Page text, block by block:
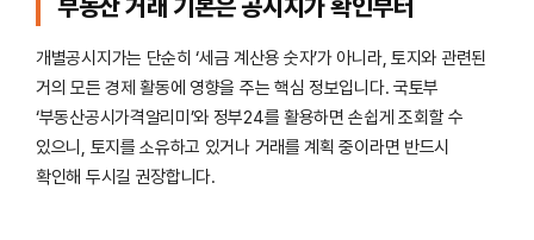
부동산 거래 기본은 공시지가 확인부터
개별공시지가는 단순히 ‘세금 계산용 숫자’가 아니라, 토지와 관련된
거의 모든 경제 활동에 영향을 주는 핵심 정보입니다. 국토부
‘부동산공시가격알리미’와 정부24를 활용하면 손쉽게 조회할 수
있으니, 토지를 소유하고 있거나 거래를 계획 중이라면 반드시
확인해 두시길 권장합니다.